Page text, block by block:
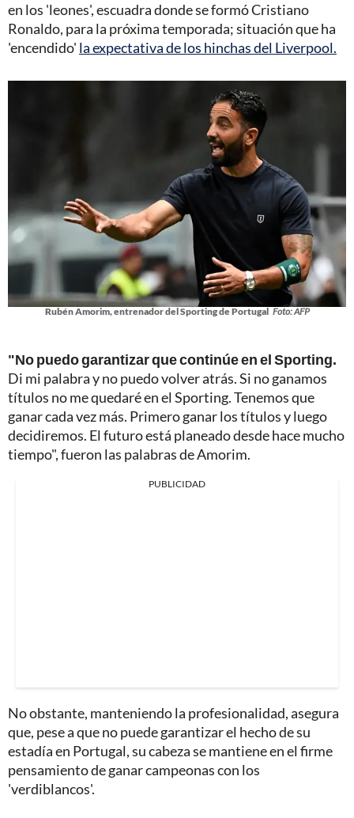
en los 'leones', escuadra donde se formó Cristiano
Ronaldo, para la próxima temporada; situación que ha
'encendido' la expectativa de los hinchas del Liverpool.
Rubén Amorim, entrenador del Sporting de Portugal Foto: AFP
"No puedo garantizar que continúe en el Sporting.
Di mi palabra y no puedo volver atrás. Si no ganamos
títulos no me quedaré en el Sporting. Tenemos que
ganar cada vez más. Primero ganar los títulos y luego
decidiremos. El futuro está planeado desde hace mucho
tiempo", fueron las palabras de Amorim.
PUBLICIDAD
No obstante, manteniendo la profesionalidad, asegura
que, pese a que no puede garantizar el hecho de su
estadía en Portugal, su cabeza se mantiene en el firme
pensamiento de ganar campeonas con los
'verdiblancos'.